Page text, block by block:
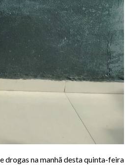
drogas na manhã desta quinta-feira